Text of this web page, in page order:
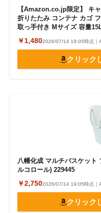
【Amazon.co.jp限定】 キ
折りたたみ コンテナ カゴ
取っ手付き Mサイズ 容量
￥1,4802026/07/14 19:05時点｜
クリック
八幡化成 マルチバスケッ
ルコロール) 229445
￥2,7502026/07/14 19:05時点｜
クリック